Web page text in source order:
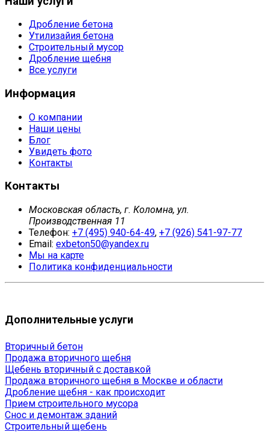
Дробление бетона
Утилизайия бетона
Строительный мусор
Дробление щебня
Все услуги
Информация
О компании
Наши цены
Блог
Увидеть фото
Контакты
Контакты
Московская область, г. Коломна, ул.
Производственная 11
Телефон: +7 (495) 940-64-49, +7 (926) 541-97-77
Email: exbeton50@yandex.ru
Мы на карте
Политика конфиденциальности
Дополнительные услуги
Вторичный бетон
Продажа вторичного щебня
Щебень вторичный с доставкой
Продажа вторичного щебня в Москве и области
Дробление щебня - как происходит
Прием строительного мусора
Снос и демонтаж зданий
Строительный щебень